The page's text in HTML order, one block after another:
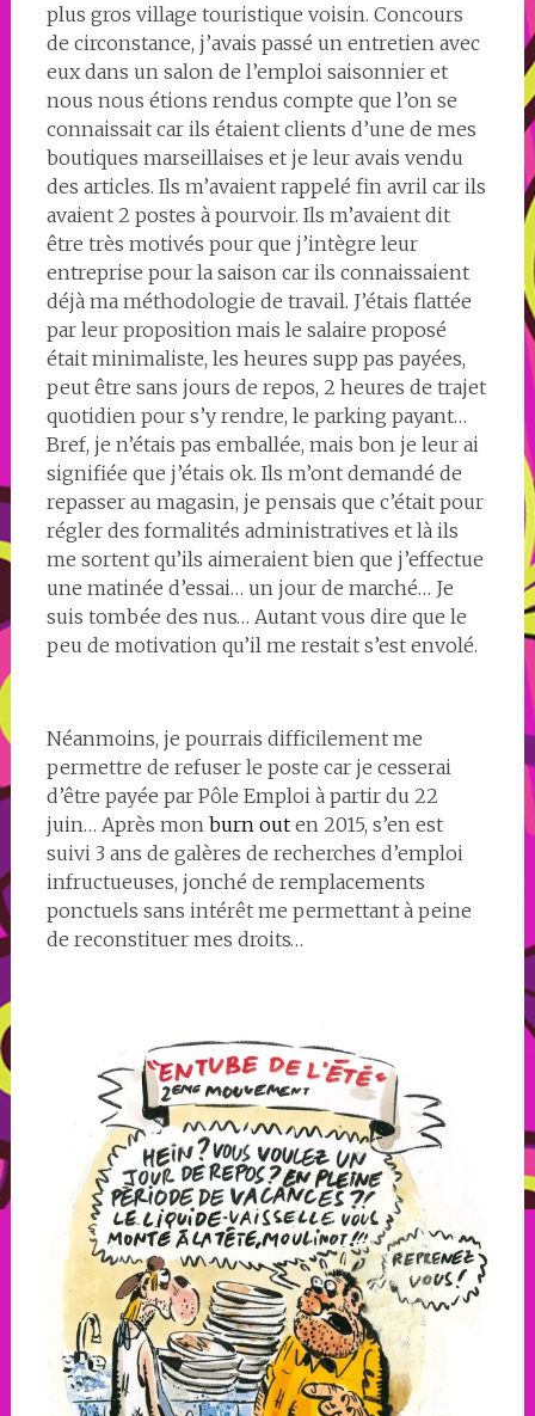
plus gros village touristique voisin. Concours
de circonstance, j’avais passé un entretien avec
eux dans un salon de l’emploi saisonnier et
nous nous étions rendus compte que l’on se
connaissait car ils étaient clients d’une de mes
boutiques marseillaises et je leur avais vendu
des articles. Ils m’avaient rappelé fin avril car ils
avaient 2 postes à pourvoir. Ils m’avaient dit
être très motivés pour que j’intègre leur
entreprise pour la saison car ils connaissaient
déjà ma méthodologie de travail. J’étais flattée
par leur proposition mais le salaire proposé
était minimaliste, les heures supp pas payées,
peut être sans jours de repos, 2 heures de trajet
quotidien pour s’y rendre, le parking payant…
Bref, je n’étais pas emballée, mais bon je leur ai
signifiée que j’étais ok. Ils m’ont demandé de
repasser au magasin, je pensais que c’était pour
régler des formalités administratives et là ils
me sortent qu’ils aimeraient bien que j’effectue
une matinée d’essai… un jour de marché… Je
suis tombée des nus… Autant vous dire que le
peu de motivation qu’il me restait s’est envolé.
Néanmoins, je pourrais difficilement me
permettre de refuser le poste car je cesserai
d’être payée par Pôle Emploi à partir du 22
juin… Après mon burn outen 2015, s’en est
suivi 3 ans de galères de recherches d’emploi
infructueuses, jonché de remplacements
ponctuels sans intérêt me permettant à peine
de reconstituer mes droits…